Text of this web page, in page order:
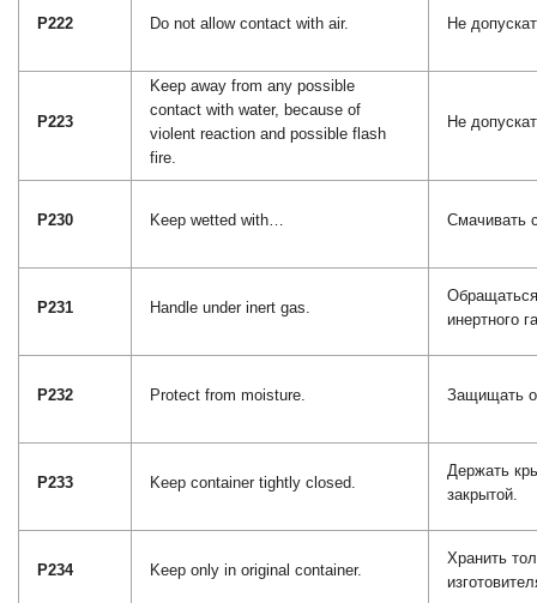
P222 Do not allow contact with air. Не
P223
Keep away from any possible
contact with water, because of
violent reaction and possible flash
fire.
Не
P230 Keep wetted with…
P231 Handle under inert gas.
инертного
P232 Protect from moisture. Защищать
P233 Keep container tightly closed.
Держать
закрытой.
P234 Keep only in original container.
Хранить